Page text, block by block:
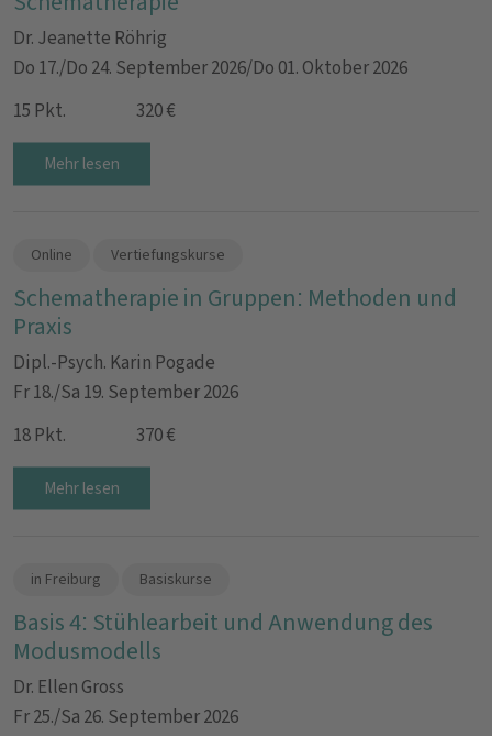
Dr. Jeanette Röhrig
Do 17./Do 24. September 2026/Do 01. Oktober 2026
15 Pkt.
320 €
Mehr lesen
Online Vertiefungskurse
Schematherapie in Gruppen: Methoden und
Praxis
Dipl.-Psych. Karin Pogade
Fr 18./Sa 19. September 2026
18 Pkt.
370 €
Mehr lesen
in Freiburg Basiskurse
Basis 4: Stühlearbeit und Anwendung des
Modusmodells
Dr. Ellen Gross
Fr 25./Sa 26. September 2026